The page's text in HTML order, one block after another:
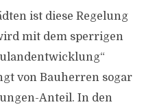
ist diese Regelung
mit dem sperrigen
von Bauherren sogar
Anteil. In den